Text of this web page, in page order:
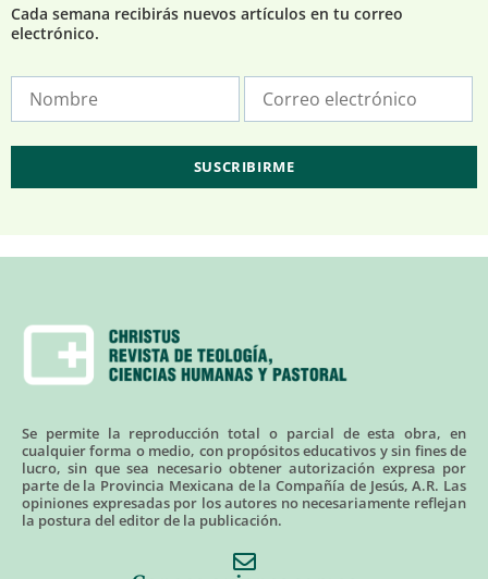
Cada semana recibirás nuevos artículos en tu correo
electrónico.
Se permite la reproducción total o parcial de esta obra, en
cualquier forma o medio, con propósitos educativos y sin fines de
lucro, sin que sea necesario obtener autorización expresa por
parte de la Provincia Mexicana de la Compañía de Jesús, A.R. Las
opiniones expresadas por los autores no necesariamente reflejan
la postura del editor de la publicación.